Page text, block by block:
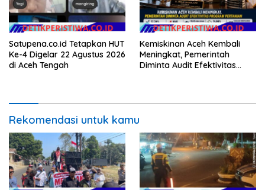
Satupena.co.id Tetapkan HUT
Ke-4 Digelar 22 Agustus 2026
di Aceh Tengah
Kemiskinan Aceh Kembali
Meningkat, Pemerintah
Diminta Audit Efektivitas
Rekomendasi untuk kamu